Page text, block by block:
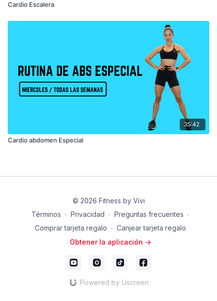
Cardio Escalera
35:42
Cardio abdomen Especial
© 2026 Fitness by Vivi
Términos ∙ Privacidad ∙ Preguntas frecuentes ∙
Comprar tarjeta regalo ∙ Canjear tarjeta regalo
Obtener la aplicación ->
Powered by Uscreen